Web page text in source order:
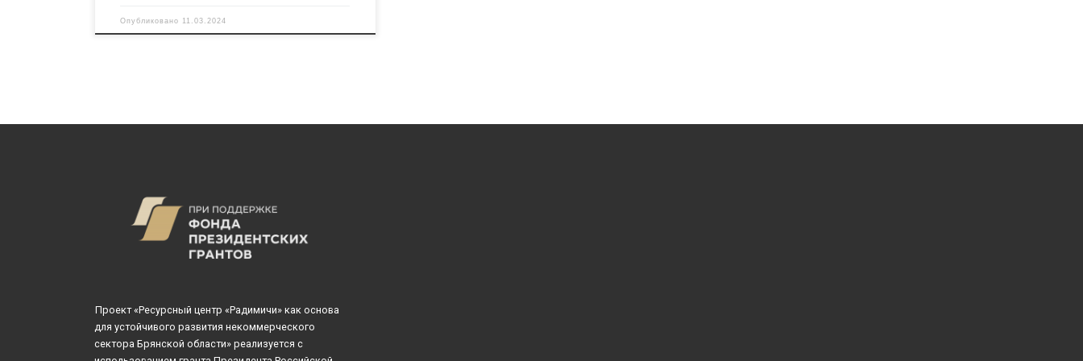
Опубликовано 11.03.2024
Проект «Ресурсный центр «Радимичи» как основа
для устойчивого развития некоммерческого
сектора Брянской области» реализуется с